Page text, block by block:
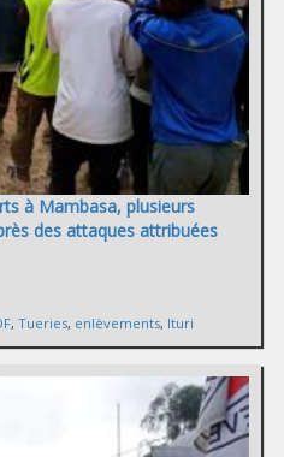
à Mambasa, plusieurs
des attaques attribuées
, Tueries, enlèvements, Ituri